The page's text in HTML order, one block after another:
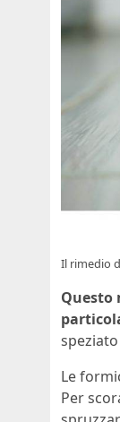
Il rimedio
Questo
Le
Per